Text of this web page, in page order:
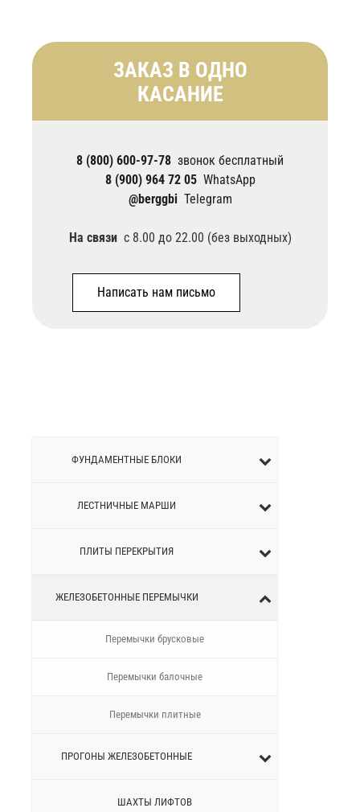
ЗАКАЗ В ОДНО
КАСАНИЕ
8 (800) 600-97-78 звонок бесплатный
8 (900) 964 72 05 WhatsApp
@berggbiTelegram
На связис 8.00 до 22.00 (без выходных)
Написать нам письмо
ФУНДАМЕНТНЫЕ БЛОКИ
ЛЕСТНИЧНЫЕ МАРШИ
ПЛИТЫ ПЕРЕКРЫТИЯ
ЖЕЛЕЗОБЕТОННЫЕ ПЕРEМЫЧКИ
Перемычки брусковые
Перемычки балочные
Перемычки плитные
ПРОГОНЫ ЖЕЛЕЗОБЕТОННЫЕ
ШАХТЫ ЛИФТОВ